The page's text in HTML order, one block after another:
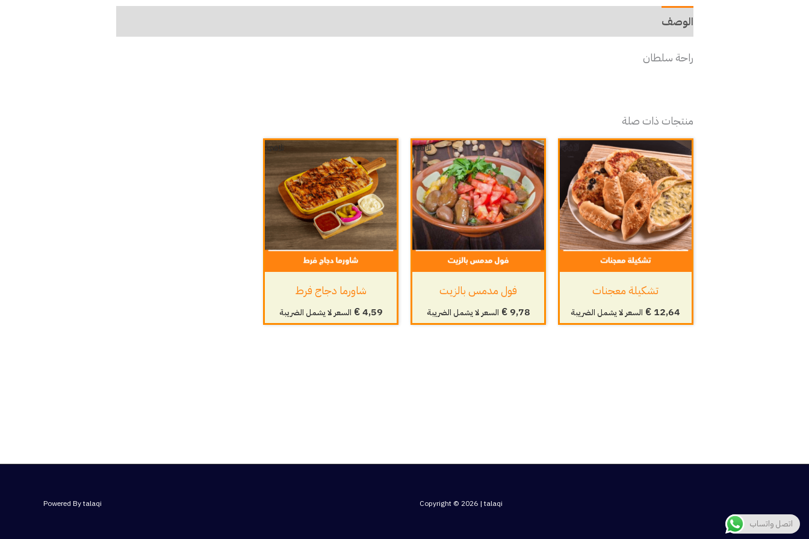
الوصف
راحة سلطان
منتجات ذات صلة
تشكيلة معجنات
€ 12,64 السعر لا يشمل الضريبة
فول مدمس بالزيت
€9,78 السعر لا يشمل الضريبة
شاورما دجاج فرط
€4,59 السعر لا يشمل الضريبة
Copyright © 2026 | talaqi
Powered By talaqi
اتصل واتساب